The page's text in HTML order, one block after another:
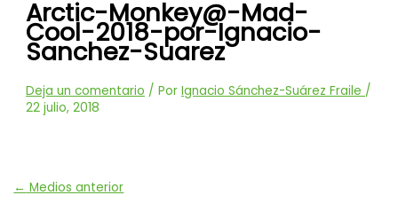
Arctic-Monkey@-Mad-
Cool-2018-por-Ignacio-
Sanchez-Suarez
Deja un comentario / PorIgnacio Sánchez-Suárez Fraile /
22 julio, 2018
← Medios anterior